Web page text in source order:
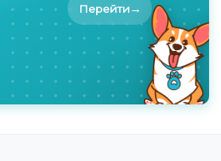
Перейти→